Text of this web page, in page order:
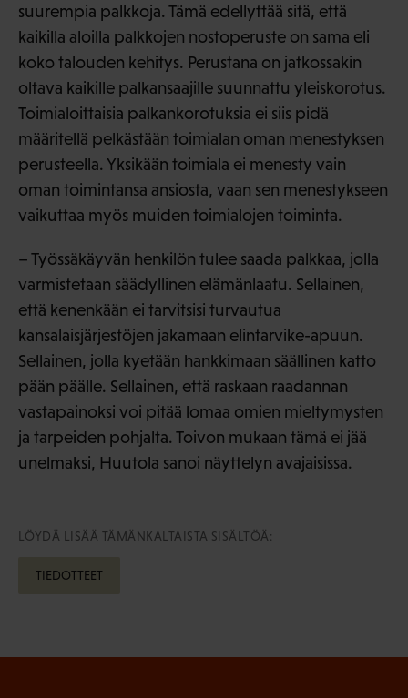
suurempia palkkoja. Tämä edellyttää sitä, että
kaikilla aloilla palkkojen nostoperuste on sama eli
koko talouden kehitys. Perustana on jatkossakin
oltava kaikille palkansaajille suunnattu yleiskorotus.
Toimialoittaisia palkankorotuksia ei siis pidä
määritellä pelkästään toimialan oman menestyksen
perusteella. Yksikään toimiala ei menesty vain
oman toimintansa ansiosta, vaan sen menestykseen
vaikuttaa myös muiden toimialojen toiminta.
– Työssäkäyvän henkilön tulee saada palkkaa, jolla
varmistetaan säädyllinen elämänlaatu. Sellainen,
että kenenkään ei tarvitsisi turvautua
kansalaisjärjestöjen jakamaan elintarvike-apuun.
Sellainen, jolla kyetään hankkimaan säällinen katto
pään päälle. Sellainen, että raskaan raadannan
vastapainoksi voi pitää lomaa omien mieltymysten
ja tarpeiden pohjalta. Toivon mukaan tämä ei jää
unelmaksi, Huutola sanoi näyttelyn avajaisissa.
LÖYDÄ LISÄÄ TÄMÄNKALTAISTA SISÄLTÖÄ:
TIEDOTTEET